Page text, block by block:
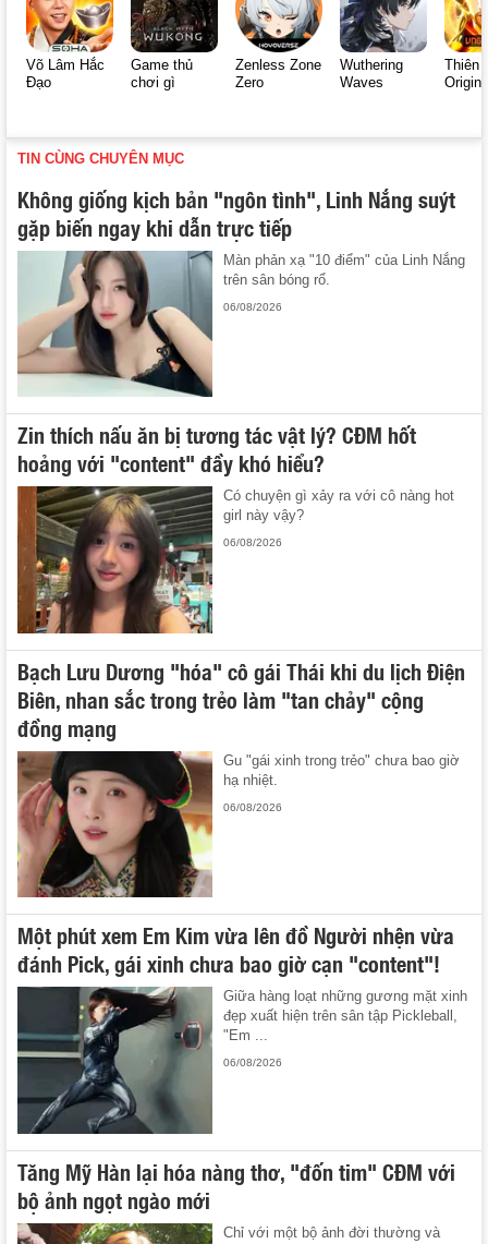
Võ Lâm Hắc
Đạo
Game thủ
chơi gì
Zenless Zone
Zero
Wuthering
Waves
Thiên
Origin
TIN CÙNG CHUYÊN MỤC
Không giống kịch bản "ngôn tình", Linh Nắng suýt
gặp biến ngay khi dẫn trực tiếp
Màn phản xạ "10 điểm" của Linh Nắng
trên sân bóng rổ.
06/08/2026
Zin thích nấu ăn bị tương tác vật lý? CĐM hốt
hoảng với "content" đầy khó hiểu?
Có chuyện gì xảy ra với cô nàng hot
girl này vậy?
06/08/2026
Bạch Lưu Dương "hóa" cô gái Thái khi du lịch Điện
Biên, nhan sắc trong trẻo làm "tan chảy" cộng
đồng mạng
Gu "gái xinh trong trẻo" chưa bao giờ
hạ nhiệt.
06/08/2026
Một phút xem Em Kim vừa lên đồ Người nhện vừa
đánh Pick, gái xinh chưa bao giờ cạn "content"!
Giữa hàng loạt những gương mặt xinh
đẹp xuất hiện trên sân tập Pickleball,
"Em ...
06/08/2026
Tăng Mỹ Hàn lại hóa nàng thơ, "đốn tim" CĐM với
bộ ảnh ngọt ngào mới
Chỉ với một bộ ảnh đời thường và